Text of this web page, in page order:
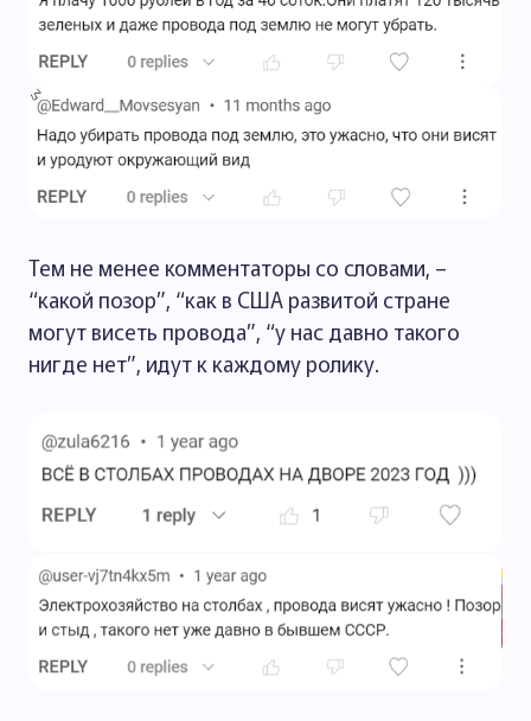
Тем не менее комментаторы со словами, –
“какой позор”, “как в США развитой стране
могут висеть провода”, “у нас давно такого
нигде нет”, идут к каждому ролику.